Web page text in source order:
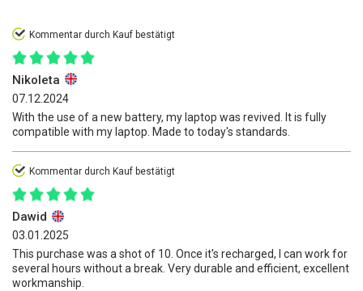
Kommentar durch Kauf bestätigt
Nikoleta
07.12.2024
With the use of a new battery, my laptop was revived. It is fully
compatible with my laptop. Made to today's standards.
Kommentar durch Kauf bestätigt
Dawid
03.01.2025
This purchase was a shot of 10. Once it's recharged, I can work for
several hours without a break. Very durable and efficient, excellent
workmanship.